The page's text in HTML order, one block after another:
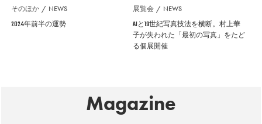
そのほか NEWS
2024年前半の運勢
展覧会 NEWS
AIと19世紀写真技法を横断。村上華
子が失われた「最初の写真」をたど
る個展開催
Magazine